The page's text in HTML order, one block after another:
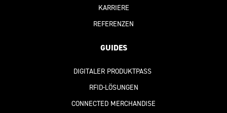
KARRIERE
REFERENZEN
GUIDES
DIGITALER PRODUKTPASS
RFID-LÖSUNGEN
CONNECTED MERCHANDISE